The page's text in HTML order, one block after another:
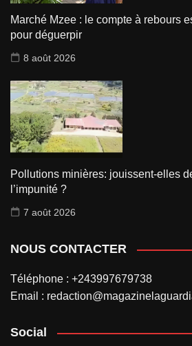
Marché Mzee : le compte à rebours
pour déguerpir
8 août 2026
Pollutions minières: jouissent-elles
l’impunité ?
7 août 2026
NOUS CONTACTER
Téléphone : +243997679738
Email :
Social